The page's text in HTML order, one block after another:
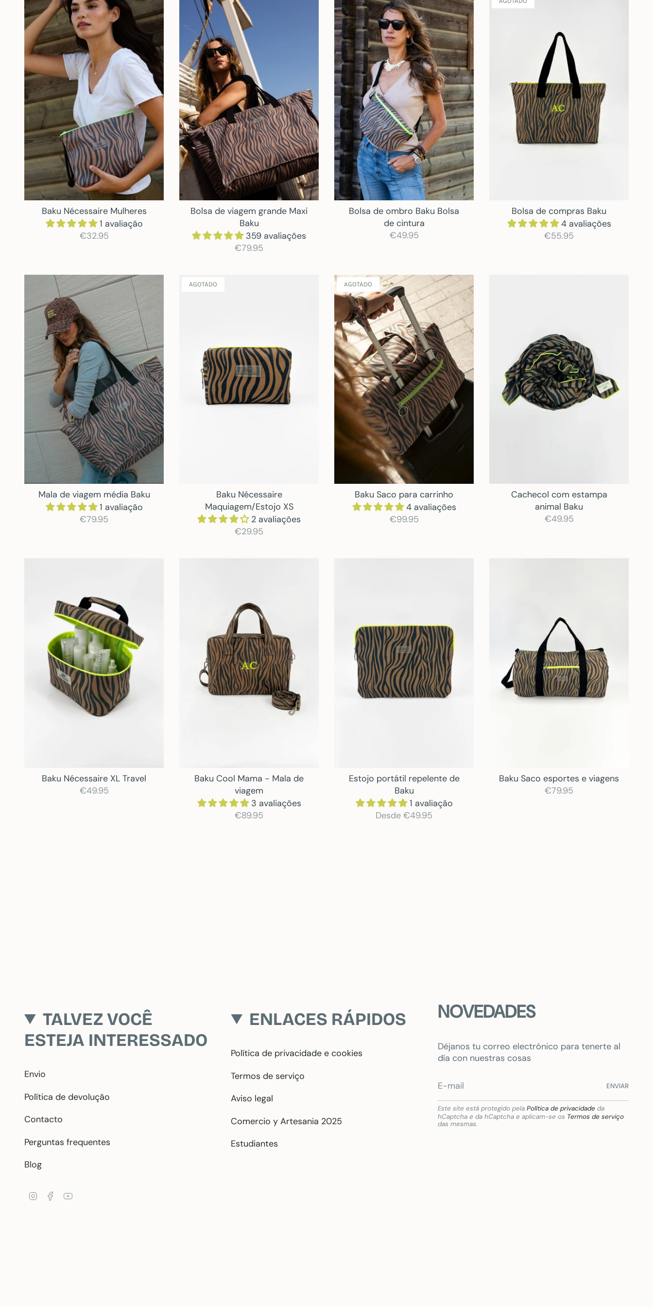
Baku Nécessaire Mulheres
1 avaliação
€32.95
Bolsa de viagem grande Maxi
Baku
359 avaliações
€79.95
Bolsa de ombro Baku Bolsa
de cintura
€49.95
Bolsa de compras Baku
4 avaliações
€55.95
Mala de viagem média Baku
1 avaliação
€79.95
AGOTADO
Baku Nécessaire
Maquiagem/Estojo XS
2 avaliações
€29.95
AGOTADO
Baku Saco para carrinho
4 avaliações
€99.95
Cachecol com estampa
animal Baku
€49.95
Baku Nécessaire XL Travel
€49.95
Baku Cool Mama - Mala de
viagem
3 avaliações
€89.95
Estojo portátil repelente de
Baku
1 avaliação
Desde €49.95
Baku Saco esportes e viagens
€79.95
TALVEZ VOCÊ
ESTEJA INTERESSADO
Envio
Política de devolução
Contacto
Perguntas frequentes
Blog
ENLACES RÁPIDOS
Política de privacidade e cookies
Termos de serviço
Aviso legal
Comercio y Artesania 2025
Estudiantes
NOVEDADES
Déjanos tu correo electrónico para tenerte al
día con nuestras cosas
ENVIAR
Este site está protegido pela Política de privacidadeda
hCaptcha e da hCaptcha e aplicam-se os Termos de serviço
das mesmas.
InstagramFacebook